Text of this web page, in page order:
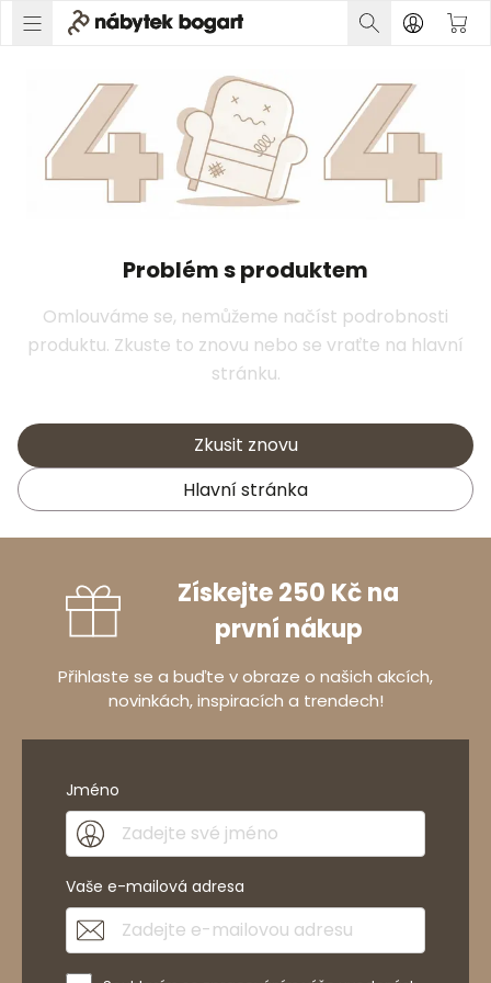
Problém s produktem
Omlouváme se, nemůžeme načíst podrobnosti
produktu. Zkuste to znovu nebo se vraťte na hlavní
stránku.
Zkusit znovu
Hlavní stránka
Získejte 250 Kč na
první nákup
Přihlaste se a buďte v obraze o našich akcích,
novinkách, inspiracích a trendech!
Jméno
Vaše e-mailová adresa